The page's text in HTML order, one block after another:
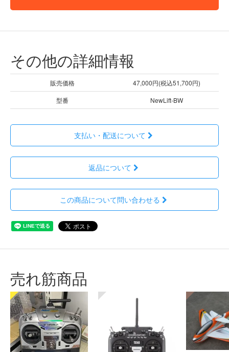
その他の詳細情報
販売価格
47,000円(税込51,700円)
型番
NewLift-BW
支払い・配送について
返品について
この商品について問い合わせる
売れ筋商品